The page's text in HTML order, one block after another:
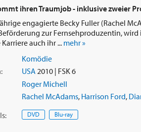
ihren Traumjob - inklusive zweier
engagierte Becky Fuller (Rachel
zur Fernsehproduzentin,
auch ihr ... mehr »
Komödie
USA2010 | FSK 6
Roger Michell
Rachel McAdams, Harrison Ford,
: DVD Blu-ray